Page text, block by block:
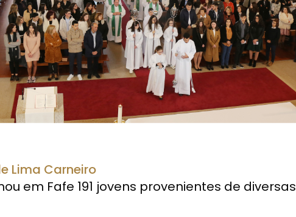
Lima Carneiro
em Fafe 191 jovens provenientes de diversas